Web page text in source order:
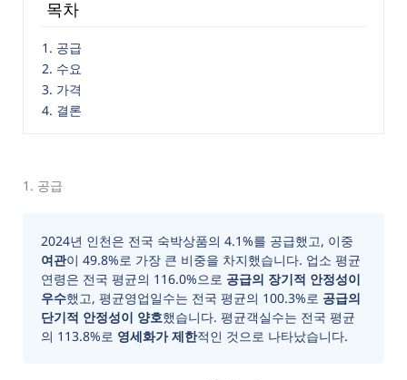
목차
1. 공급
2. 수요
3. 가격
4. 결론
1. 공급
2024년 인천은 전국 숙박상품의 4.1%를 공급했고, 이중
여관이 49.8%로 가장 큰 비중을 차지했습니다. 업소 평균
연령은 전국 평균의 116.0%으로 공급의 장기적 안정성이
우수했고, 평균영업일수는 전국 평균의 100.3%로 공급의
단기적 안정성이 양호했습니다. 평균객실수는 전국 평균
의 113.8%로 영세화가 제한적인 것으로 나타났습니다.